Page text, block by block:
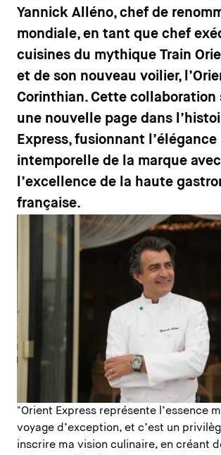
Yannick Alléno, chef de
mondiale, en tant que chef
cuisines du mythique Train
et de son nouveau voilier,
Corinthian. Cette collaboration
une nouvelle page dans
Express, fusionnant l’élégance
intemporelle de la marque avec
l’excellence de la haute
française.
"Orient Express représente l’essence
voyage d’exception, et c’est un
inscrire ma vision culinaire, en créant